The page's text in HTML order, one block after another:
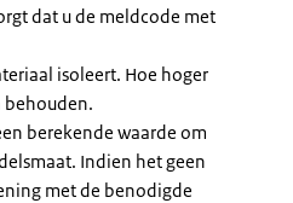
dat u de meldcode met
isoleert. Hoe hoger
behouden.
berekende waarde om
Indien het geen
met de benodigde